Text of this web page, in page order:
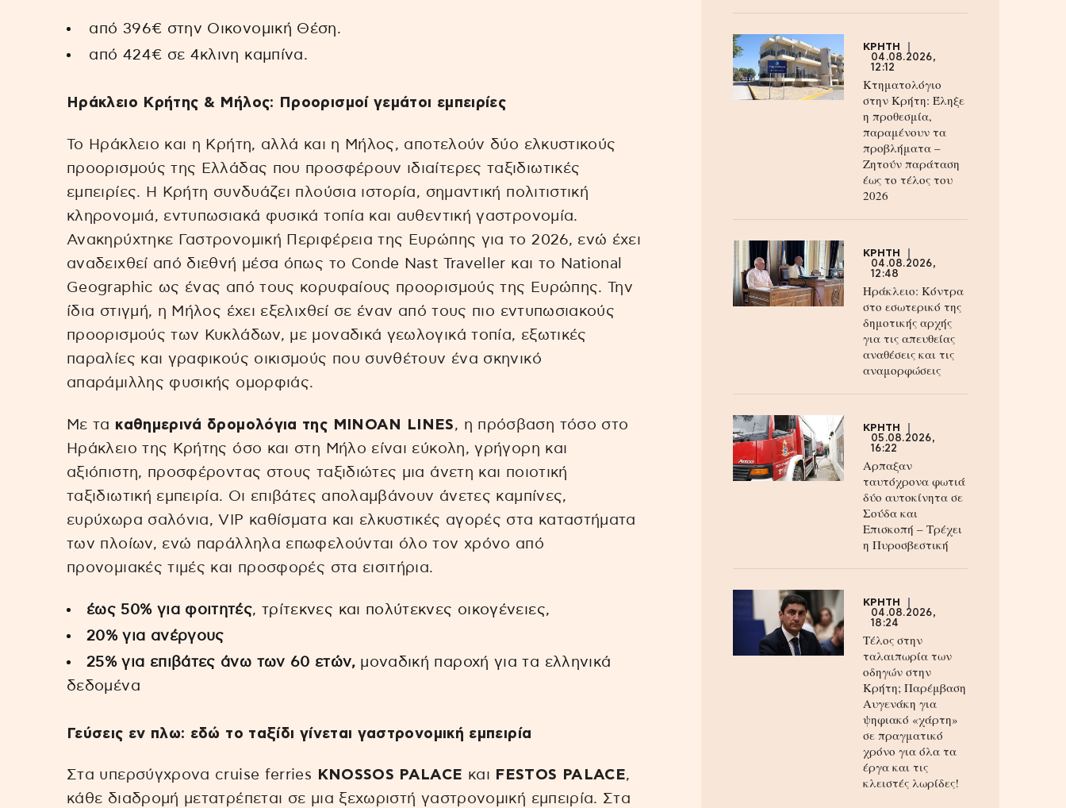
από 396€ στην Οικονομική Θέση.
από 424€ σε 4κλινη καμπίνα.
Ηράκλειο Κρήτης & Μήλος: Προορισμοί γεμάτοι εμπειρίες
Το Ηράκλειο και η Κρήτη, αλλά και η Μήλος, αποτελούν δύο ελκυστικούς
προορισμούς της Ελλάδας που προσφέρουν ιδιαίτερες ταξιδιωτικές
εμπειρίες. Η Κρήτη συνδυάζει πλούσια ιστορία, σημαντική πολιτιστική
κληρονομιά, εντυπωσιακά φυσικά τοπία και αυθεντική γαστρονομία.
Ανακηρύχτηκε Γαστρονομική Περιφέρεια της Ευρώπης για το 2026, ενώ έχει
αναδειχθεί από διεθνή μέσα όπως το Conde Nast Traveller και το National
Geographic ως ένας από τους κορυφαίους προορισμούς της Ευρώπης. Την
ίδια στιγμή, η Μήλος έχει εξελιχθεί σε έναν από τους πιο εντυπωσιακούς
προορισμούς των Κυκλάδων, με μοναδικά γεωλογικά τοπία, εξωτικές
παραλίες και γραφικούς οικισμούς που συνθέτουν ένα σκηνικό
απαράμιλλης φυσικής ομορφιάς.
Με τα καθημερινά δρομολόγια της MINOAN LINES, η πρόσβαση τόσο στο
Ηράκλειο της Κρήτης όσο και στη Μήλο είναι εύκολη, γρήγορη και
αξιόπιστη, προσφέροντας στους ταξιδιώτες μια άνετη και ποιοτική
ταξιδιωτική εμπειρία. Οι επιβάτες απολαμβάνουν άνετες καμπίνες,
ευρύχωρα σαλόνια, VIP καθίσματα και ελκυστικές αγορές στα καταστήματα
των πλοίων, ενώ παράλληλα επωφελούνται όλο τον χρόνο από
προνομιακές τιμές και προσφορές στα εισιτήρια.
έως 50% για φοιτητές, τρίτεκνες και πολύτεκνες οικογένειες,
20% για ανέργους
25% για επιβάτες άνω των 60 ετών,μοναδική παροχή για τα ελληνικά
δεδομένα
Γεύσεις εν πλω: εδώ το ταξίδι γίνεται γαστρονομική εμπειρία
Στα υπερσύγχρονα cruise ferries KNOSSOS PALACE και FESTOS PALACE,
κάθε διαδρομή μετατρέπεται σε μια ξεχωριστή γαστρονομική εμπειρία. Στα
ΚΡΗΤΗ
04.08.2026,
12:12
Κτηματολόγιο
στην Κρήτη: Έληξε
η προθεσμία,
παραμένουν τα
προβλήματα –
Ζητούν παράταση
έως το τέλος του
2026
ΚΡΗΤΗ
04.08.2026,
12:48
Ηράκλειο: Κόντρα
στο εσωτερικό της
δημοτικής αρχής
για τις απευθείας
αναθέσεις και τις
αναμορφώσεις
ΚΡΗΤΗ
05.08.2026,
16:22
Αρπαξαν
ταυτόχρονα φωτιά
δύο αυτοκίνητα σε
Σούδα και
Επισκοπή – Τρέχει
η Πυροσβεστική
ΚΡΗΤΗ
04.08.2026,
18:24
Τέλος στην
ταλαιπωρία των
οδηγών στην
Κρήτη; Παρέμβαση
Αυγενάκη για
ψηφιακό «χάρτη»
σε πραγματικό
χρόνο για όλα τα
έργα και τις
κλειστές λωρίδες!